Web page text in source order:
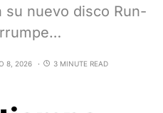
su nuevo disco Run-
8, 2026 3 MINUTE READ